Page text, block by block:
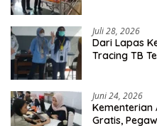
Juli 28, 2026
Dari Lapas
Tracing TB
Juni 24, 2026
Kementerian
Gratis,